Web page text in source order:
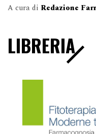
A cura di Redazione
LIBRERIA